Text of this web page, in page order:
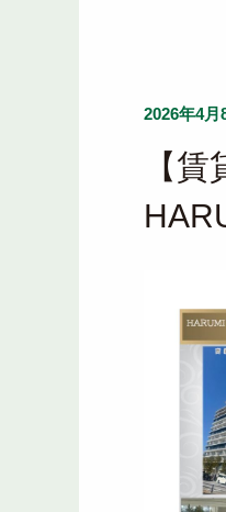
2026年4月
【賃